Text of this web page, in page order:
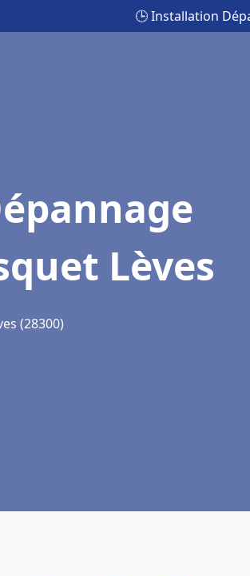
🕒 Installation
Lèves
(28300)